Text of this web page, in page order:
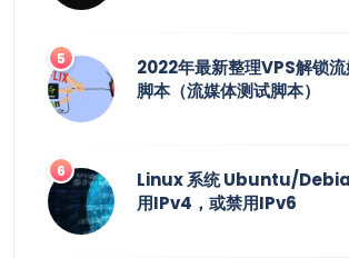
2022年最新整理VPS解锁
脚本（流媒体测试脚本）
Linux 系统 Ubuntu/
用IPv4，或禁用IPv6